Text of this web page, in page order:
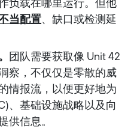
负载在哪里运行。但他
当配置、缺口或检测延
团队需要获取像 Unit 42
察，不仅仅是零散的威
情报流，以便更好地为
、基础设施战略以及向
供信息。